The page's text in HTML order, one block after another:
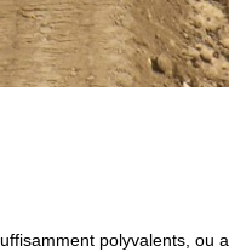
polyvalents, ou